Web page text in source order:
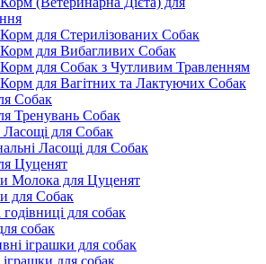
для Стерилізованих Собак
для Вибагливих Собак
для Собак з Чутливим Травленням
для Вагітних та Лактуючих Собак
Собак
Тренувань Собак
Ласощі для Собак
Ласощі для Собак
Цуценят
Молока для Цуценят
для Собак
для собак
собак
іграшки для собак
для собак